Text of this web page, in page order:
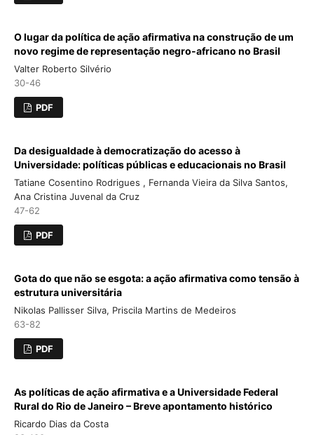
O lugar da política de ação afirmativa na construção de um
novo regime de representação negro-africano no Brasil
Valter Roberto Silvério
30-46
PDF
Da desigualdade à democratização do acesso à
Universidade: políticas públicas e educacionais no Brasil
Tatiane Cosentino Rodrigues , Fernanda Vieira da Silva Santos,
Ana Cristina Juvenal da Cruz
47-62
PDF
Gota do que não se esgota: a ação afirmativa como tensão à
estrutura universitária
Nikolas Pallisser Silva, Priscila Martins de Medeiros
63-82
PDF
As políticas de ação afirmativa e a Universidade Federal
Rural do Rio de Janeiro – Breve apontamento histórico
Ricardo Dias da Costa